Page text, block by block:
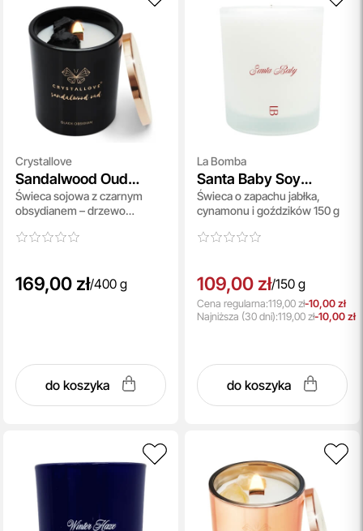
Crystallove
Sandalwood Oud
Black Obsidian Soy
Candle
Świeca sojowa z czarnym
obsydianem – drzewo
169,00 zł/400 g
do koszyka
La Bomba
Santa Baby Soy
Candle
Świeca o zapachu jabłka,
cynamonu i goździków 150 g
109,00 zł/150 g
Cena regularna:119,00 zł-10,00 zł
Najniższa (30 dni):119,00 zł-10,00 zł
do koszyka